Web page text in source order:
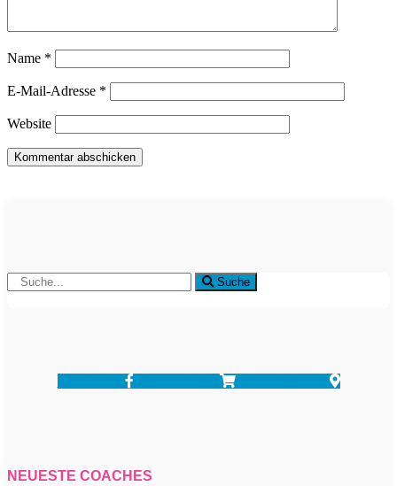
Name *
E-Mail-Adresse *
Website
Suche
NEUESTE COACHES